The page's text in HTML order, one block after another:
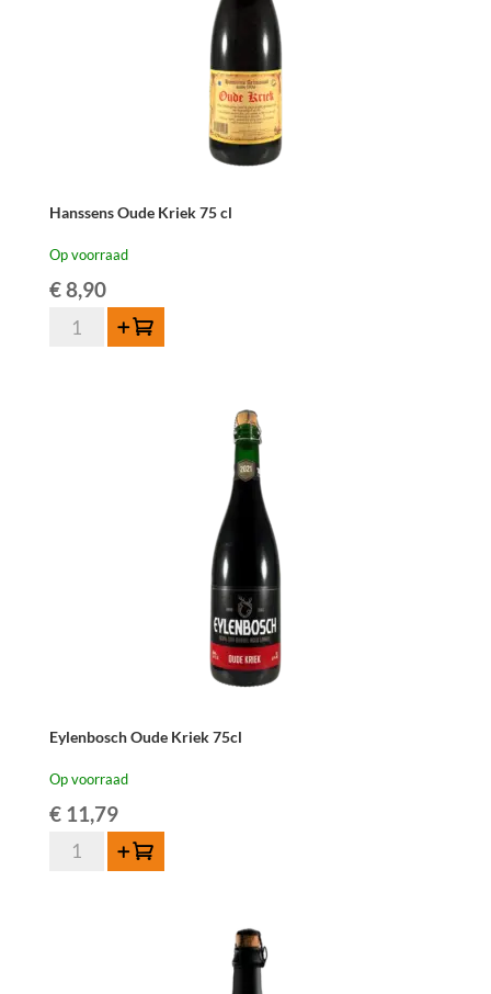
Hanssens Oude Kriek 75 cl
Op voorraad
€8,90
Hanssens
Toevoegen
Eylenbosch Oude Kriek 75cl
Op voorraad
€11,79
EylenboschToevoegen